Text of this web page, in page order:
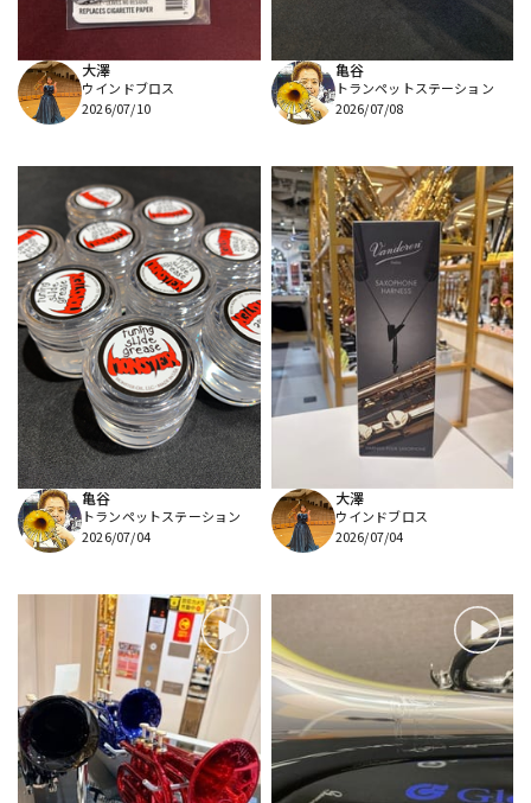
大澤
ウインドブロス
2026/07/10
亀谷
トランペットステーション
2026/07/08
亀谷
トランペットステーション
2026/07/04
大澤
ウインドブロス
2026/07/04